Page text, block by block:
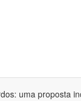
uma proposta